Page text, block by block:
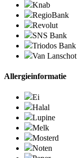
Knab
RegioBank
Revolut
SNS Bank
Triodos Bank
Van Lanschot
Allergieinformatie
Ei
Halal
Lupine
Melk
Mosterd
Noten